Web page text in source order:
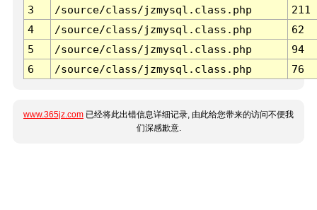
3 /source/class/jzmysql.class.php
211
4
/source/class/jzmysql.class.php
62
5
/source/class/jzmysql.class.php
94
6
/source/class/jzmysql.class.php 76
www.365jz.com 已经将此出错信息详细记录, 由此给您带来的访问不便我
们深感歉意.